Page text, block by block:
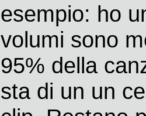
esempio: ho
volumi sono
95% della
sta di un un